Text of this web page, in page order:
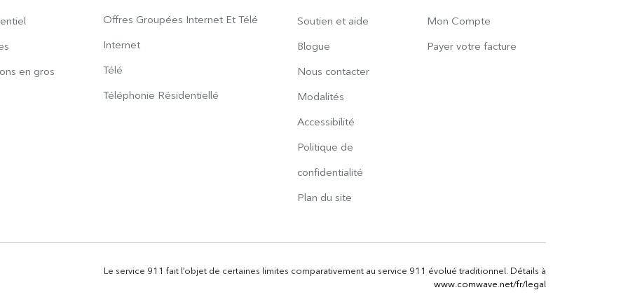
en gros
Offres Groupées Internet Et Télé
Internet
Télé
Téléphonie Résidentiellé
Soutien et aide
Blogue
Nous contacter
Modalités
Accessibilité
Politique de
confidentialité
Plan du site
Mon Compte
Payer votre facture
Le service 911 fait l’objet de certaines limites comparativement au service 911 évolué traditionnel. Détails à
www.comwave.net/fr/legal